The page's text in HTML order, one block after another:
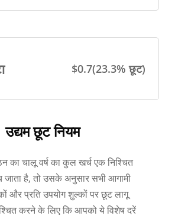
$0.7(23.3% छूट)
उद्यम छूट नियम
का चालू वर्ष का कुल खर्च एक निश्चित
जाता है, तो उसके अनुसार सभी आगामी
और प्रति उपयोग शुल्कों पर छूट लागू
करने के लिए कि आपको ये विशेष दरें